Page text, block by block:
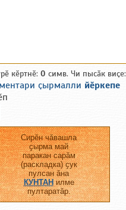
кӗртнӗ: 0 симв. Чи пысӑк виҫе:
ҫырмалли йӗркепе
Сирӗн чӑвашла
ҫырма май
паракан сарӑм
(раскладка) ҫук
пулсан ӑна
КУНТАНилме
пултаратӑр.